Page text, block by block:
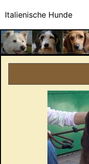
Italienische Hunde